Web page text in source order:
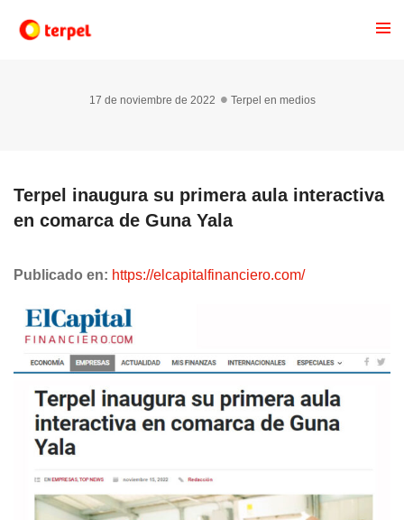
17 de noviembre de 2022 Terpel en medios
Terpel inaugura su primera aula interactiva
en comarca de Guna Yala
Publicado en: https://elcapitalfinanciero.com/